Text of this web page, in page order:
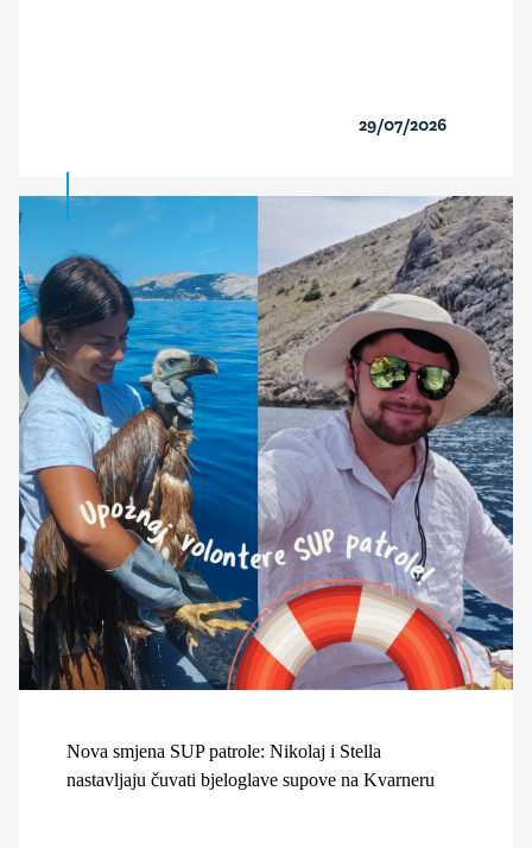
29/07/2026
Nova smjena SUP patrole: Nikolaj i Stella
nastavljaju čuvati bjeloglave supove na Kvarneru